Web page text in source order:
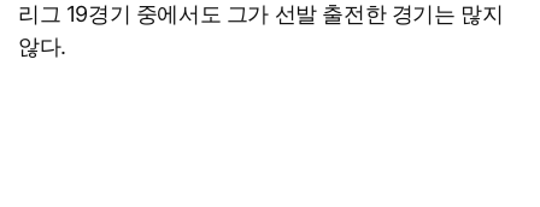
리그 19경기 중에서도 그가 선발 출전한 경기는 많지
않다.